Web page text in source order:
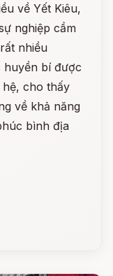
về Yết Kiêu,
nghiệp cầm
nhiều
huyền bí được
cho thấy
về khả năng
bình địa